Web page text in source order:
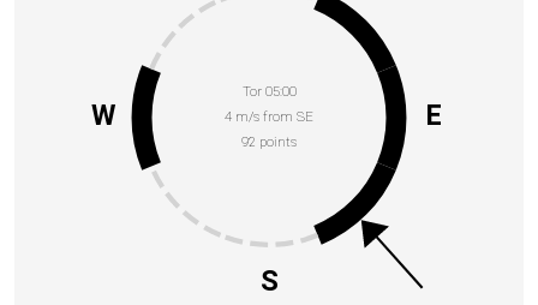
Tor 05:00
4 m/s from SE
92 points
E
S
W